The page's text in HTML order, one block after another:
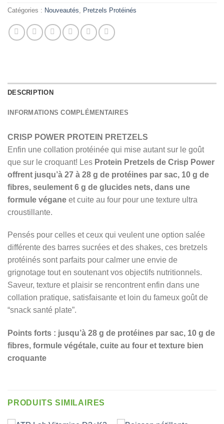
Catégories : Nouveautés Pretzels Protéinés
DESCRIPTION
INFORMATIONS COMPLÉMENTAIRES
CRISP POWER PROTEIN PRETZELS
Enfin une collation protéinée qui mise autant sur le goût
que sur le croquant! Les Protein Pretzels de Crisp Power
offrent jusqu’à 27 à 28 g de protéines par sac, 10 g de
fibres, seulement 6 g de glucides nets, dans une
formule végane et cuite au four pour une texture ultra
croustillante.
Pensés pour celles et ceux qui veulent une option salée
différente des barres sucrées et des shakes, ces bretzels
protéinés sont parfaits pour calmer une envie de
grignotage tout en soutenant vos objectifs nutritionnels.
Saveur, texture et plaisir se rencontrent enfin dans une
collation pratique, satisfaisante et loin du fameux goût de
“snack santé plate”.
Points forts : jusqu’à 28 g de protéines par sac, 10 g de
fibres, formule végétale, cuite au four et texture bien
croquante
PRODUITS SIMILAIRES